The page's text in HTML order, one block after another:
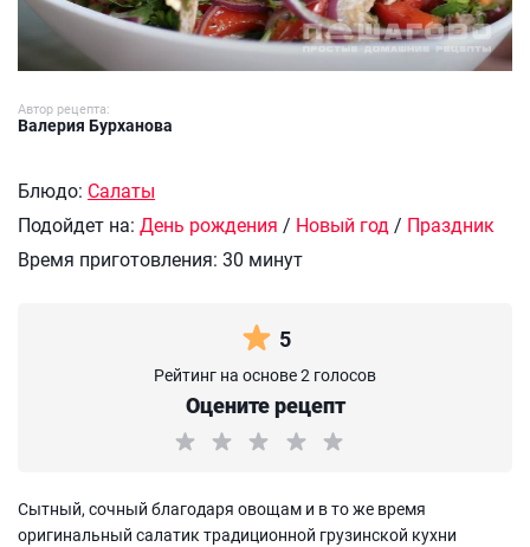
Автор рецепта:
Валерия Бурханова
Блюдо: Салаты
Подойдет на: День рождения / Новый год / Праздник
Время приготовления: 30 минут
5
Рейтинг на основе 2 голосов
Оцените рецепт
Сытный, сочный благодаря овощам и в то же время
оригинальный салатик традиционной грузинской кухни